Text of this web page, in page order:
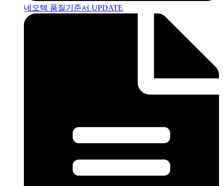
네오텍 품질기준서 UPDATE